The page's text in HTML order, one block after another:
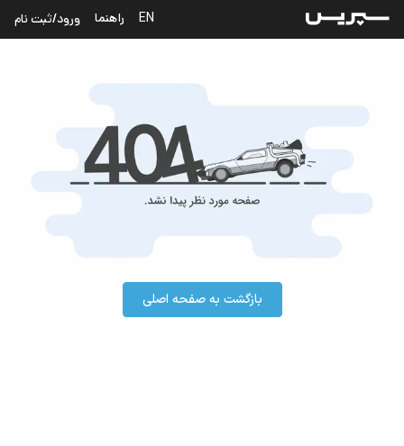
EN راهنما ورود/ثبت نام
بازگشت به صفحه اصلی
صفحه مورد نظر پیدا نشد | سپریس